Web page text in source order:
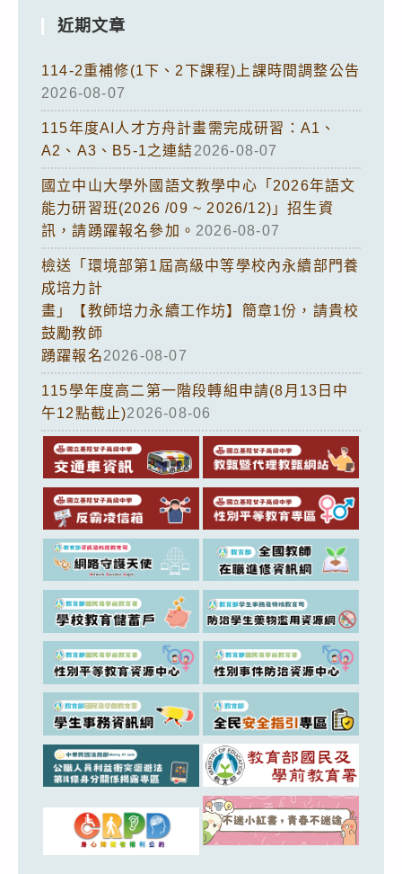
近期文章
114-2重補修(1下、2下課程)上課時間調整公告
2026-08-07
115年度AI人才方舟計畫需完成研習：A1、
A2、A3、B5-1之連結2026-08-07
國立中山大學外國語文教學中心「2026年語文
能力研習班(2026 /09 ~ 2026/12)」招生資
訊，請踴躍報名參加。 2026-08-07
檢送「環境部第1屆高級中等學校內永續部門養
成培力計
畫」【教師培力永續工作坊】簡章1份，請貴校
鼓勵教師
踴躍報名2026-08-07
115學年度高二第一階段轉組申請(8月13日中
午12點截止)2026-08-06